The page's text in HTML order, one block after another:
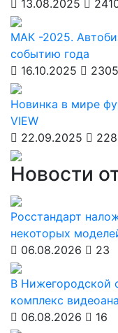
13.08.2025
МАК -2025.
событию года
16.10.2025
2305
Новинка в мире
VIEW
22.09.2025
Новости
Росстандарт
некоторых
06.08.2026
23
В Нижегородской
комплекс
06.08.2026
16